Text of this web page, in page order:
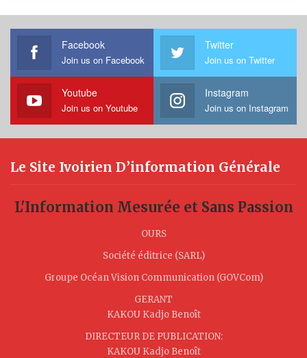
Facebook
Join us on Facebook
Twitter
Join us on Twitter
Youtube
Join us on Youtube
Instagram
Join us on Instagram
Le Site Ivoirien D’information Générale
L'Information Mesurée et Sans Passion
OURS
Société éditrice (SARL)
Groupe Océan Vision Communication (GOVCom)
GERANT
KAKOU Kadjo Benoît
DIRECTEUR DE PUBLICATION:
KAKOU Kadjo Benoît